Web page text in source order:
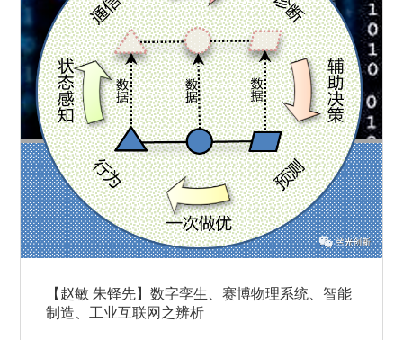
【赵敏 朱铎先】数字孪生、赛博物理系统、智能
制造、工业互联网之辨析